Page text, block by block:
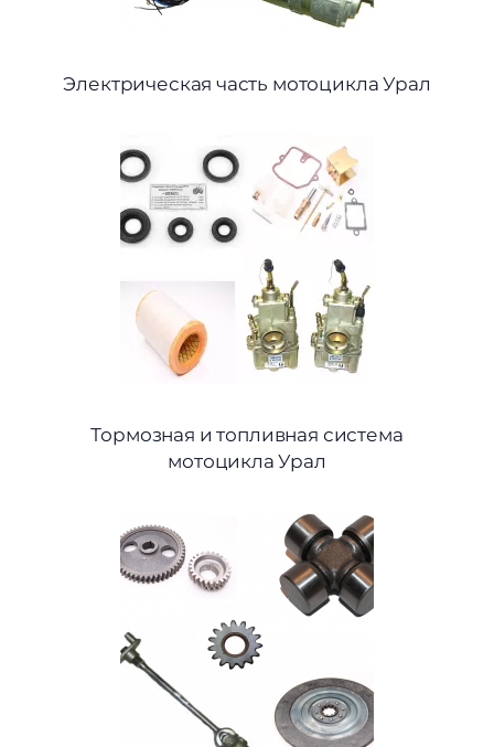
Электрическая часть мотоцикла Урал
Тормозная и топливная система
мотоцикла Урал